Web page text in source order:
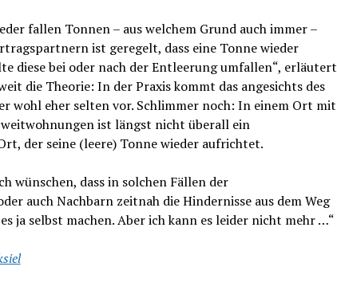
fallen Tonnen – aus welchem Grund auch immer –
ist geregelt, dass eine Tonne wieder
diese bei oder nach der Entleerung umfallen“, erläutert
die Theorie: In der Praxis kommt das angesichts des
wohl eher selten vor. Schlimmer noch: In einem Ort mit
ist längst nicht überall ein
der seine (leere) Tonne wieder aufrichtet.
wünschen, dass in solchen Fällen der
auch Nachbarn zeitnah die Hindernisse aus dem Weg
ja selbst machen. Aber ich kann es leider nicht mehr …“